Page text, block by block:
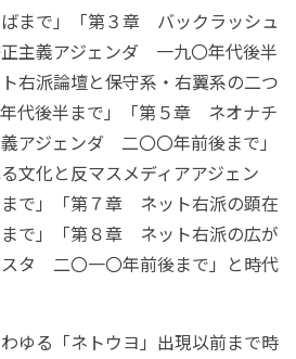
まで」「第３章 バックラッシュ
主義アジェンダ 一九〇年代後半
右派論壇と保守系・右翼系の二つ
代後半まで」「第５章 ネオナチ
アジェンダ 二〇〇年前後まで」
文化と反マスメディアアジェン
で」「第７章 ネット右派の顕在
で」「第８章 ネット右派の広が
スタ 二〇一〇年前後まで」と時代
ゆる「ネトウヨ」出現以前まで時